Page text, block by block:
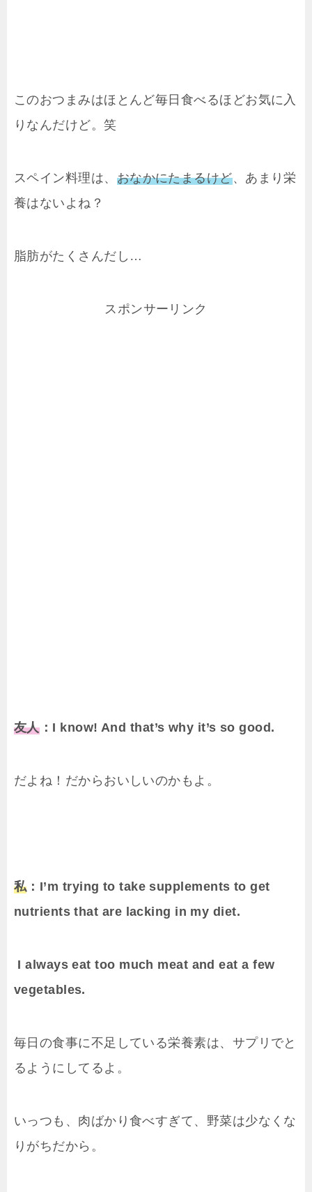
このおつまみはほとんど毎日食べるほどお気に入
りなんだけど。笑
スペイン料理は、 おなかにたまるけど、あまり栄
養はないよね？
脂肪がたくさんだし…
スポンサーリンク
友人：I know! And that’s why it’s so good.
だよね！だからおいしいのかもよ。
私：I’m trying to take supplements to get
nutrients that are lacking in my diet.
I always eat too much meat and eat a few
vegetables.
毎日の食事に不足している栄養素は、サプリでと
るようにしてるよ。
いっつも、肉ばかり食べすぎて、野菜は少なくな
りがちだから。